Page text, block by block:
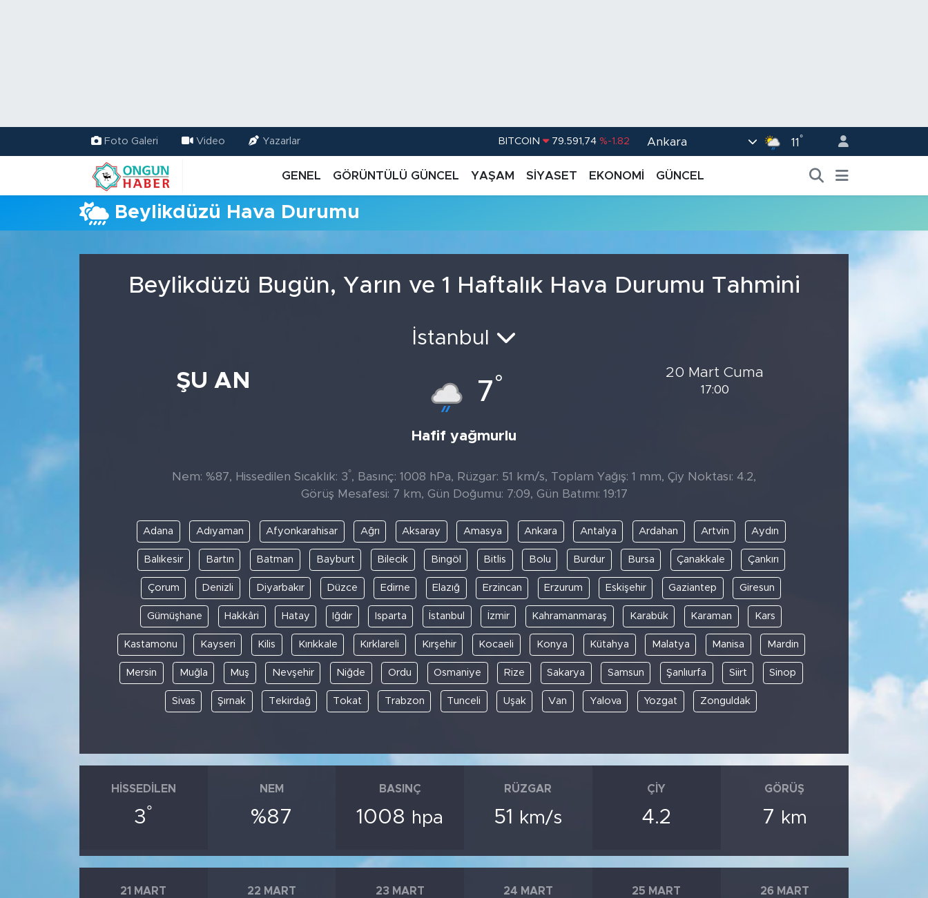
Foto Galeri Video Yazarlar BITCOIN 79.591,74 %-1.82 Ankara 11 °
GENEL GÖRÜNTÜLÜ GÜNCEL YAŞAM SİYASET EKONOMİ GÜNCEL
Beylikdüzü Hava Durumu
Beylikdüzü Bugün, Yarın ve 1 Haftalık Hava Durumu Tahmini
ŞU AN
İstanbul
7°
Hafif yağmurlu
20 Mart Cuma
17:00
Nem: %87, Hissedilen Sıcaklık: 3°, Basınç: 1008 hPa, Rüzgar: 51 km/s, Toplam Yağış: 1 mm, Çiy Noktası: 4.2,
Görüş Mesafesi: 7 km, Gün Doğumu: 7:09, Gün Batımı: 19:17
Adana Adıyaman Afyonkarahisar Ağrı Aksaray Amasya Ankara Antalya Ardahan Artvin Aydın
Balıkesir Bartın Batman Bayburt Bilecik Bingöl Bitlis Bolu Burdur Bursa Çanakkale Çankırı
Çorum Denizli Diyarbakır Düzce Edirne Elazığ Erzincan Erzurum Eskişehir Gaziantep Giresun
Gümüşhane Hakkâri Hatay Iğdır Isparta İstanbul İzmir Kahramanmaraş Karabük Karaman Kars
Kastamonu Kayseri Kilis Kırıkkale Kırklareli Kırşehir Kocaeli Konya Kütahya Malatya Manisa Mardin
Mersin Muğla Muş Nevşehir Niğde Ordu Osmaniye Rize Sakarya Samsun Şanlıurfa Siirt Sinop
Sivas Şırnak Tekirdağ Tokat Trabzon Tunceli Uşak Van Yalova Yozgat Zonguldak
HISSEDILEN
3°
NEM
%87
BASINÇ
1008 hpa
RÜZGAR
51 km/s
ÇIY
4.2
GÖRÜŞ
7 km
21 MART 22 MART 23 MART 24 MART 25 MART 26 MART
Trafik Durumu
TFF 2.Lig Kırmızı Grup Puan Durumu ve Fikstür
Tüm Manşetler